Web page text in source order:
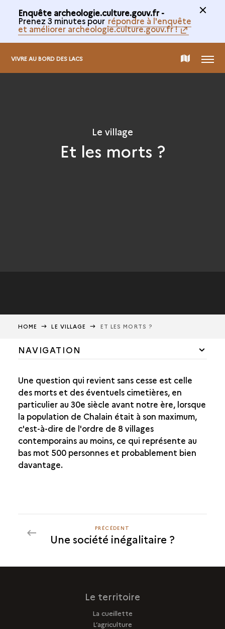
Enquête archeologie.culture.gouv.fr -
Prenez 3 minutes pour répondre à l'enquête
et améliorer archeologie.culture.gouv.fr !
VIVRE AU BORD DES LACS CARTE MENU
Le village
Et les morts ?
HOME LE VILLAGE ET LES MORTS ?
NAVIGATION
L’ESPACE VILLAGEOIS
CLIMAT ET DÉMOGRAPHIE
UNE SOCIÉTÉ INÉGALITAIRE ?
ET LES MORTS ?
DES OS HUMAINS, MAIS PAS DE SÉPULTURE
Une question qui revient sans cesse est celle
des morts et des éventuels cimetières, en
particulier au 30e siècle avant notre ère, lorsque
la population de Chalain était à son maximum,
c'est-à-dire de l'ordre de 8 villages
contemporains au moins, ce qui représente au
bas mot 500 personnes et probablement bien
davantage.
PRÉCÉDENT
PRÉCÉDENT
Une société inégalitaire ?
Le territoire
La cueillette
L’agriculture